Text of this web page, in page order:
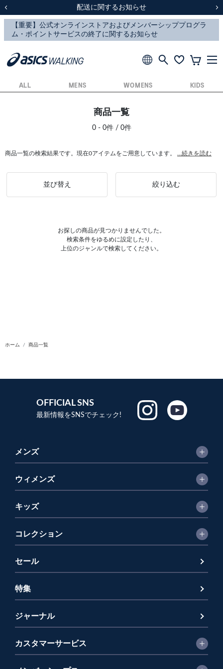
スクスク（SUKU2）価格改定のお知らせ
配送に関するお知らせ
スクスク（SUKU2）価格改定のお知らせ
配送に関するお知らせ
ALL MENS WOMENS KIDS
商品一覧
0 - 0件 / 0件
商品一覧の検索結果です。現在0アイテムをご用意しています。 ...続きを読む
並び替え 絞り込む
お探しの商品が見つかりませんでした。
検索条件をゆるめに設定したり、
上位のジャンルで検索してください。
ホーム 商品一覧
OFFICIAL SNS
最新情報をSNSでチェック!
メンズ
ウィメンズ
キッズ
コレクション
セール
特集
ジャーナル
カスタマーサービス